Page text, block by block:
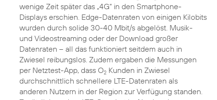
wenige Zeit später das „4G“ in den Smartphone-
Displays erschien. Edge-Datenraten von einigen Kilobits
wurden durch solide 30-40 Mbit/s abgelöst. Musik-
und Videostreaming oder der Download großer
Datenraten – all das funktioniert seitdem auch in
Zwiesel reibungslos. Zudem ergaben die Messungen
per Netztest-App, dass O2 Kunden in Zwiesel
durchschnittlich schnellere LTE-Datenraten als
anderen Nutzern in der Region zur Verfügung standen.